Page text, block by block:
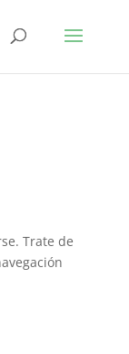
Trate de